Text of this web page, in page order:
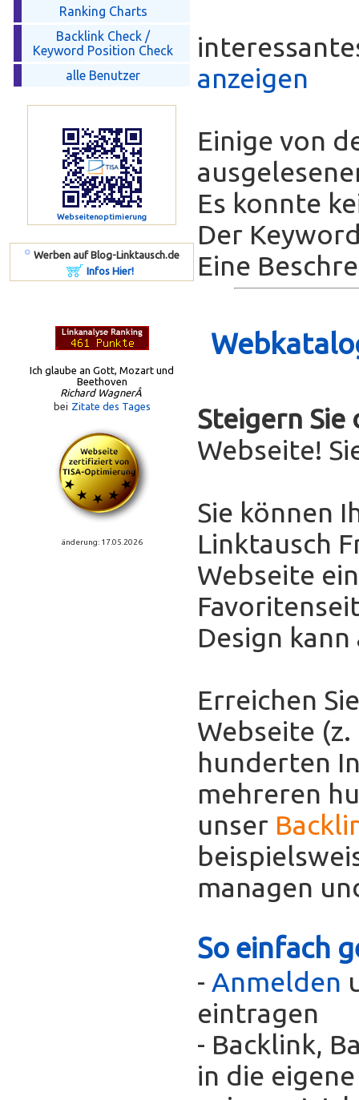
Ranking Charts
Backlink Check /
Keyword Position Check
alle Benutzer
Webseitenoptimierung
º Werben auf Blog-Linktausch.de
Infos Hier!
Ich glaube an Gott, Mozart und
Beethoven
Richard WagnerÂ
bei Zitate des Tages
änderung: 17.05.2026
anzeigen
Einige von
Es konnte
Der
Eine
Steigern Sie
Webseite!
Sie können
Linktausch
Webseite
Design
Erreichen
Webseite
hunderten
mehreren
unser
managen
So einfach
- Anmelden
eintragen
- Backlink,
in die